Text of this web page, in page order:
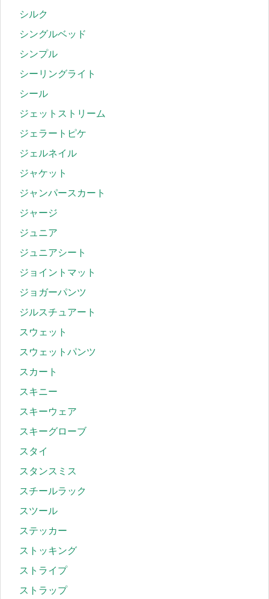
シルク
シングルベッド
シンプル
シーリングライト
シール
ジェットストリーム
ジェラートピケ
ジェルネイル
ジャケット
ジャンパースカート
ジャージ
ジュニア
ジュニアシート
ジョイントマット
ジョガーパンツ
ジルスチュアート
スウェット
スウェットパンツ
スカート
スキニー
スキーウェア
スキーグローブ
スタイ
スタンスミス
スチールラック
スツール
ステッカー
ストッキング
ストライプ
ストラップ